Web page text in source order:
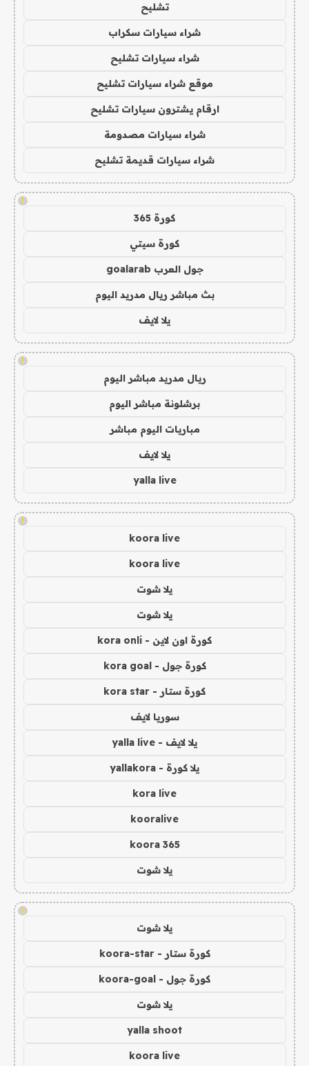
تشليح
شراء سيارات سكراب
شراء سيارات تشليح
موقع شراء سيارات تشليح
ارقام يشترون سيارات تشليح
شراء سيارات مصدومة
شراء سيارات قديمة تشليح
!
كورة 365
كورة سيتي
جول العرب goalarab
بث مباشر ريال مدريد اليوم
يلا لايف
!
ريال مدريد مباشر اليوم
برشلونة مباشر اليوم
مباريات اليوم مباشر
يلا لايف
yalla live
!
koora live
koora live
يلا شوت
يلا شوت
كورة اون لاين - kora onli
كورة جول - kora goal
كورة ستار - kora star
سوريا لايف
يلا لايف - yalla live
يلا كورة - yallakora
kora live
kooralive
koora 365
يلا شوت
!
يلا شوت
كورة ستار - koora-star
كورة جول - koora-goal
يلا شوت
yalla shoot
koora live